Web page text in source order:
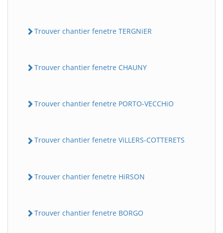
Trouver chantier fenetre TERGNiER
Trouver chantier fenetre CHAUNY
Trouver chantier fenetre PORTO-VECCHiO
Trouver chantier fenetre ViLLERS-COTTERETS
Trouver chantier fenetre HiRSON
Trouver chantier fenetre BORGO